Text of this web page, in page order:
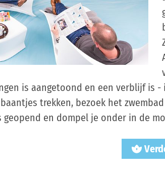
is aangetoond en een verblijf is
trekken, bezoek het
geopend en dompel je onder in de